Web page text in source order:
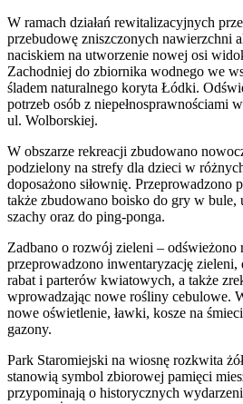
W ramach działań rewitalizacyjnych
przebudowę zniszczonych nawierzchni
naciskiem na utworzenie nowej osi
Zachodniej do zbiornika wodnego we
śladem naturalnego koryta Łódki.
potrzeb osób z niepełnosprawnościami
ul. Wolborskiej.
W obszarze rekreacji zbudowano
podzielony na strefy dla dzieci w
doposażono siłownię. Przeprowadzono
także zbudowano boisko do gry w bule,
szachy oraz do ping-ponga.
Zadbano o rozwój zieleni – odświeżono
przeprowadzono inwentaryzację zieleni,
rabat i parterów kwiatowych, a także
wprowadzając nowe rośliny cebulowe.
nowe oświetlenie, ławki, kosze na
gazony.
Park Staromiejski na wiosnę rozkwita
stanowią symbol zbiorowej pamięci
przypominają o historycznych